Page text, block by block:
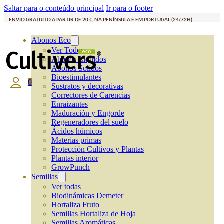
Saltar para o conteúdo principal Ir para o footer
ENVIO GRATUITO A PARTIR DE 20 €, NA PENÍNSULA E EM PORTUGAL (24/72H)
Abonos Eco
Ver Todos
Abonos Líquidos
Abonos Solidos
Bioestimulantes
Sustratos y decorativas
Correctores de Carencias
Enraizantes
Maduración y Engorde
Regeneradores del suelo
Ácidos húmicos
Materias primas
Protección Cultivos y Plantas
Plantas interior
GrowPunch
Semillas
Ver todas
Biodinámicas Demeter
Hortaliza Fruto
Semillas Hortaliza de Hoja
0